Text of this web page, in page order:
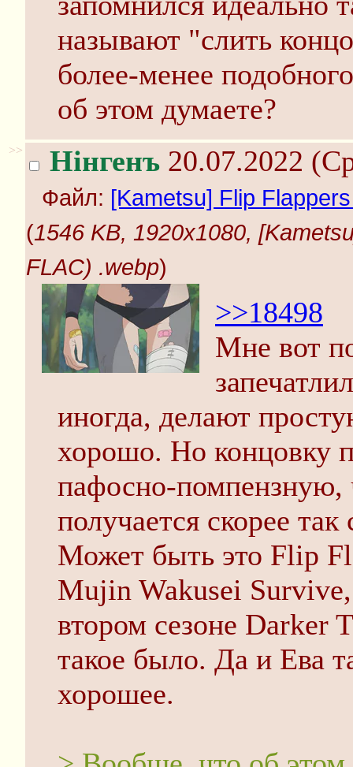
называют "слить
более-менее
об этом думаете?
>> Нінгенъ 20.07.2022
Файл: [Kametsu] Flip
(1546 KB, 1920x1080,
FLAC) .webp)
>>18498
Мне вот
иногда, делают
хорошо. Но концовку
пафосно-помпензную,
получается скорее
Может быть это Flip
Mujin Wakusei
втором сезоне Darker
такое было. Да и Ева
хорошее.